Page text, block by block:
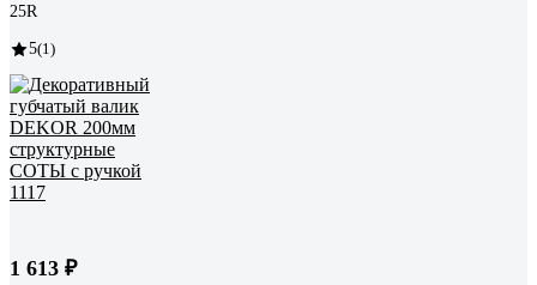
25R
5(1)
1 613 ₽